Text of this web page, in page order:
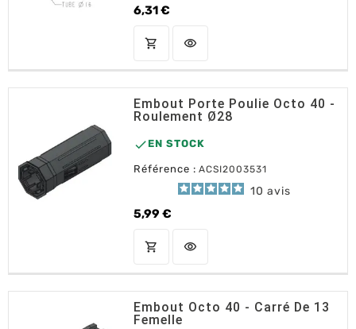
6,31 €
Prix
shopping_cart AJOUTER AU PANIER
visibility
Embout Porte Poulie Octo 40 -
Roulement Ø28
 EN STOCK
Référence : ACSI2003531
10 avis
5,99 €
Prix
shopping_cart AJOUTER AU PANIER
visibility
Embout Octo 40 - Carré De 13
Femelle